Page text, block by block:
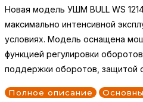
Новая модель УШМ BULL WS
максимально интенсивной
условиях. Модель оснащена
функцией регулировки
поддержки оборотов, защитой
Полное описание